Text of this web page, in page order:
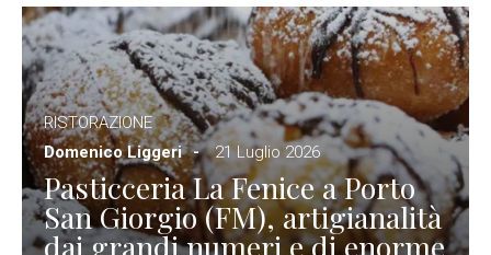
RISTORAZIONE
Domenico Liggeri
21 Luglio 2026
Pasticceria La Fenice a Porto
San Giorgio (FM), artigianalità
dai grandi numeri e di enorme